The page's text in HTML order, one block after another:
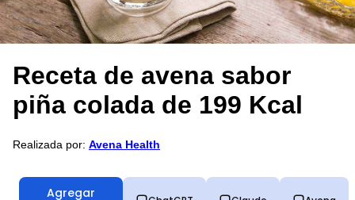
Receta de avena sabor
piña colada de 199 Kcal
Realizada por: Avena Health
Agregar